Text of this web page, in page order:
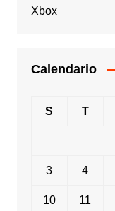
Xbox
Calendario
S T
3 4
10 11